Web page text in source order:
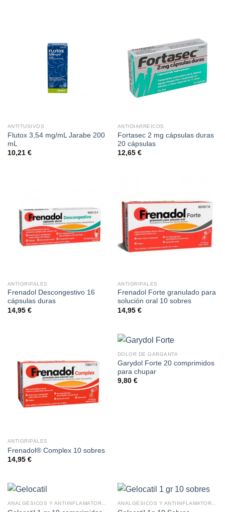
ANTITUSIVOS
Flutox 3,54 mg/mL Jarabe 200
mL
10,21 €
ANTIDIARREICOS
Fortasec 2 mg cápsulas duras
20 cápsulas
12,65 €
ANTIGRIPALES
Frenadol Descongestivo 16
cápsulas duras
14,95 €
ANTIGRIPALES
Frenadol Forte granulado para
solución oral 10 sobres
14,95 €
ANTIGRIPALES
Frenadol® Complex 10 sobres
14,95 €
DOLOR DE GARGANTA
Garydol Forte 20 comprimidos
para chupar
9,80 €
ANALGÉSICOS Y ANTIINFLAMATORIOS ANALGÉSICOS Y ANTIINFLAMATORIOS